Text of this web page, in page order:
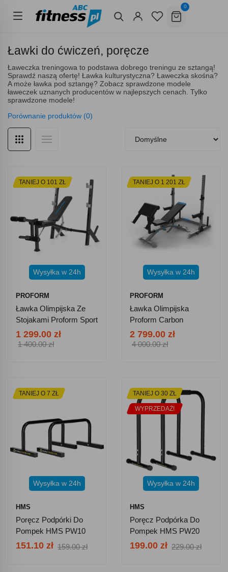
0
Ławki do ćwiczeń, poręcze
Ławeczka treningowa to podstawa dobrego treningu ze sztangą!
Sprawdź naszą ofertę! Ławka kulturystyczna? Ławeczka skośna?
A może ławka pod sztangę? Zobacz sprawdzone modele
ławeczek uznanych producentów w najlepszych cenach. Tylko
sprawdzone modele!
Porównanie produktów (0)
TANIEJ O 101 ZŁ
Wysyłka w 24h
PROFORM
Ławka Olimpijska Ze
Stojakami Proform Sport
XT
1 299.00 zł
1 400.00 zł
TANIEJ O 1 201 ZŁ
Wysyłka w 24h
PROFORM
Ławka Olimpijska
Proform Carbon
Strength
2 799.00 zł
4 000.00 zł
TANIEJ O 7 ZŁ
Wysyłka w 24h
HMS
Poręcz Podpórki Do
Pompek HMS PW10
151.10 zł 159.00 zł
TANIEJ O 30 ZŁ
WYPRZEDAŻ!
Wysyłka w 24h
HMS
Poręcz Podpórka Do
Pompek HMS PW20
199.00 zł 229.00 zł